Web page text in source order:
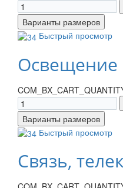
Быстрый просмотр
Освещение
Быстрый просмотр
Связь,